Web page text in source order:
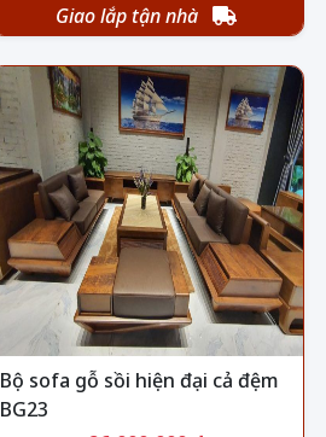
Giao lắp tận nhà
Bộ sofa gỗ sồi hiện đại cả đệm
BG23